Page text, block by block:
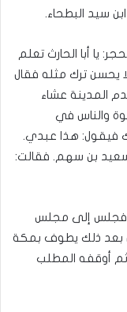
سيد البطحاء‏‏.‏
يا أبا الحارث تعلم
يحسن ترك مثله‏ فقال
المدينة عشاء
والناس في
فيقول‏:‏ هذا عبدي‏.‏
سعيد بن سهم‏.‏ فقالت‏:‏
فجلس إلى مجلس
بعد ذلك يطوف بمكة
أوقفه المطلب